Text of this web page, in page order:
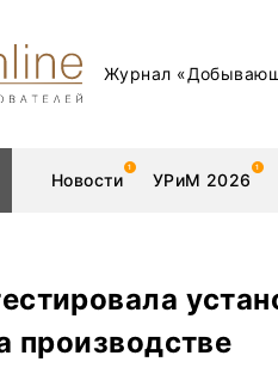
Журнал
Новости УРиМ 2026
Редкоземельные
производстве